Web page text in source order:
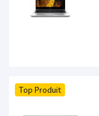
Top Produit